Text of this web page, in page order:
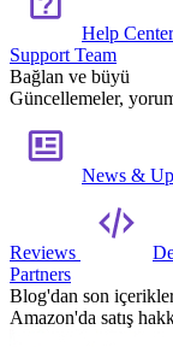
Help
Support Team
Bağlan ve büyü
Güncellemeler,
News &
Reviews
Partners
Blog'dan son
Amazon'da satış